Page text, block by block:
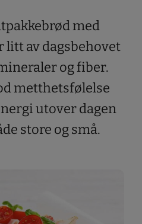
med
litt av dagsbehovet
og fiber.
metthetsfølelse
utover dagen
store og små.